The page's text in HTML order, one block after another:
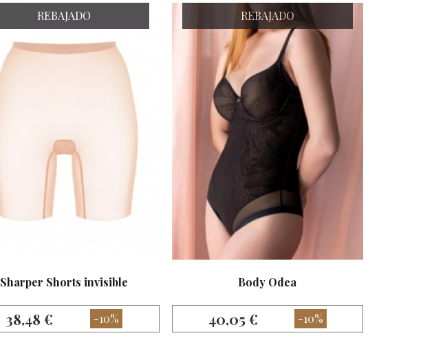
REBAJADO
Sharper Shorts invisible
38,48 € -10%
REBAJADO
Body Odea
40,05 € -10%